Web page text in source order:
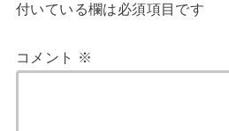
付いている欄は必須項目です
コメント ※